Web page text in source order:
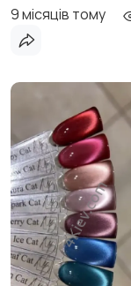
9 місяців тому